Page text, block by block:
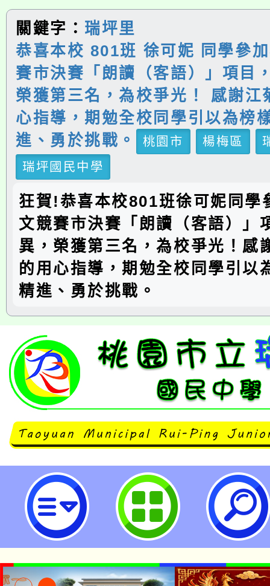
關鍵字： 瑞坪里
恭喜本校 801班 徐可妮 同學參
賽市決賽「朗讀（客語）」項目
榮獲第三名，為校爭光！ 感謝江
心指導，期勉全校同學引以為榜
進、勇於挑戰。
桃園市 楊梅區
瑞坪國民中學
狂賀!恭喜本校801班徐可妮同學
文競賽市決賽「朗讀（客語）」
異，榮獲第三名，為校爭光！感
的用心指導，期勉全校同學引以
精進、勇於挑戰。
桃園市立瑞坪國民中學